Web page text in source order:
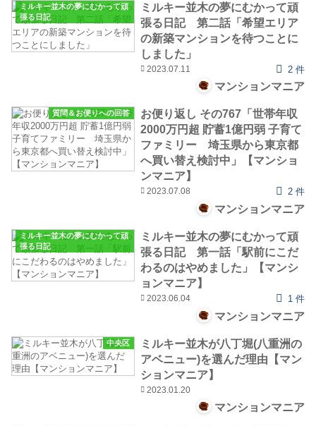
ミルキー並木の夢にむかって頑
張る日記
ミルキー並木の夢にむかって頑
張る日記 第二話「希望エリア
の新築マンションを待つことに
しました」
2023.07.11 2 件
マンションマニア
質問＆お便りへの回答
お便り返し その767「世帯年収
2000万円超 貯蓄1億円弱 子育て
ファミリー 埼玉県から東京都
へ買い替え検討中」【マンショ
ンマニア】
2023.07.08 2 件
マンションマニア
ミルキー並木の夢にむかって頑
張る日記
ミルキー並木の夢にむかって頑
張る日記 第一話「駅前にこだ
わるのはやめました」【マンシ
ョンマニア】
2023.06.04 1 件
マンションマニア
中央区
ミルキー並木が八丁堀(八重洲の
アベニュー)を選んだ理由【マン
ションマニア】
2023.01.20
マンションマニア